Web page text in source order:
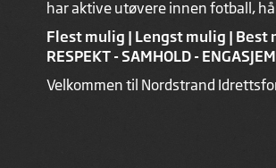
har aktive utøvere innen fotball,
Flest mulig | Lengst mulig | Best
RESPEKT - SAMHOLD -
Velkommen til Nordstrand